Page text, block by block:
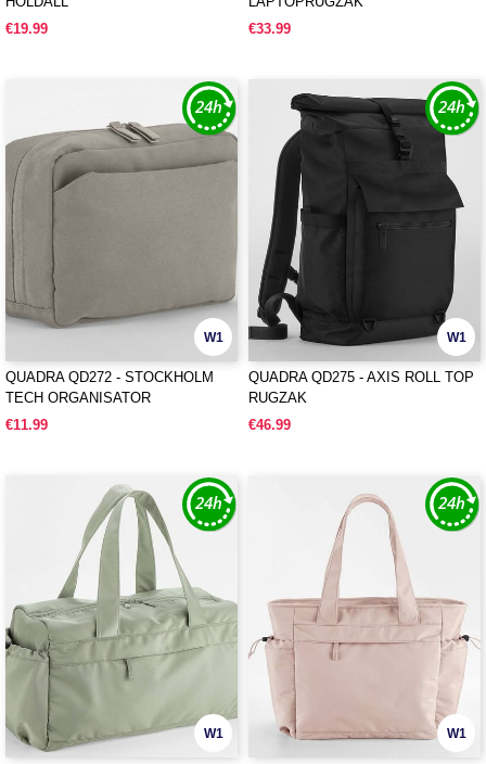
€19.99
€33.99
W1
QUADRA QD272 - STOCKHOLM
TECH ORGANISATOR
€11.99
W1
QUADRA QD275 - AXIS ROLL TOP
RUGZAK
€46.99
W1 W1